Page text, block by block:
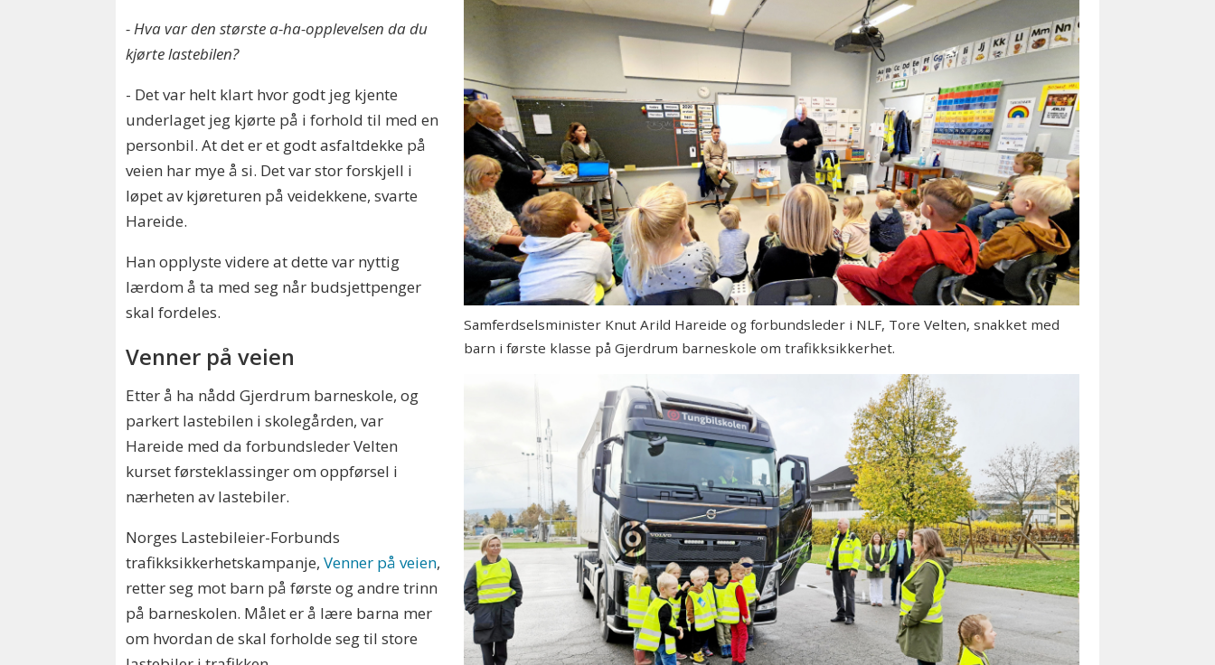
Samferdselsminister Knut Arild Hareide og forbundsleder i NLF, Tore Velten, snakket med
barn i første klasse på Gjerdrum barneskole om trafikksikkerhet.
- Hva var den største a-ha-opplevelsen da du
kjørte lastebilen?
- Det var helt klart hvor godt jeg kjente
underlaget jeg kjørte på i forhold til med en
personbil. At det er et godt asfaltdekke på
veien har mye å si. Det var stor forskjell i
løpet av kjøreturen på veidekkene, svarte
Hareide.
Han opplyste videre at dette var nyttig
lærdom å ta med seg når budsjettpenger
skal fordeles.
Venner på veien
Etter å ha nådd Gjerdrum barneskole, og
parkert lastebilen i skolegården, var
Hareide med da forbundsleder Velten
kurset førsteklassinger om oppførsel i
nærheten av lastebiler.
Norges Lastebileier-Forbunds
trafikksikkerhetskampanje,Venner på veien,
retter seg mot barn på første og andre trinn
på barneskolen. Målet er å lære barna mer
om hvordan de skal forholde seg til store